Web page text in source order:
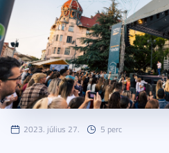
2023. július 27. 5 perc